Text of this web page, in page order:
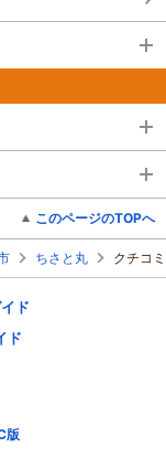
このページのTOPへ
ちさと丸 クチコ
ド
ド
版